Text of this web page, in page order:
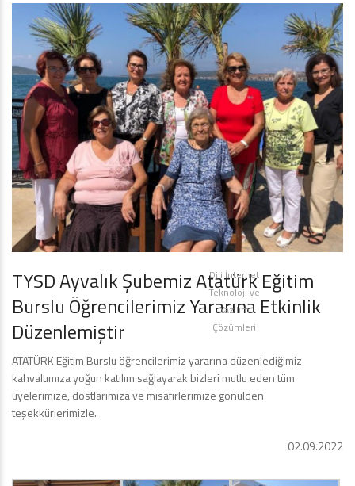
TYSD Ayvalık Şubemiz Atatürk Eğitim
Burslu Öğrencilerimiz Yararına Etkinlik
Düzenlemiştir
ATATÜRK Eğitim Burslu öğrencilerimiz yararına düzenlediğimiz
kahvaltımıza yoğun katılım sağlayarak bizleri mutlu eden tüm
üyelerimize, dostlarımıza ve misafirlerimize gönülden
teşekkürlerimizle.
02.09.2022
Diji İnternet
Teknoloji ve
Yazılım
Çözümleri